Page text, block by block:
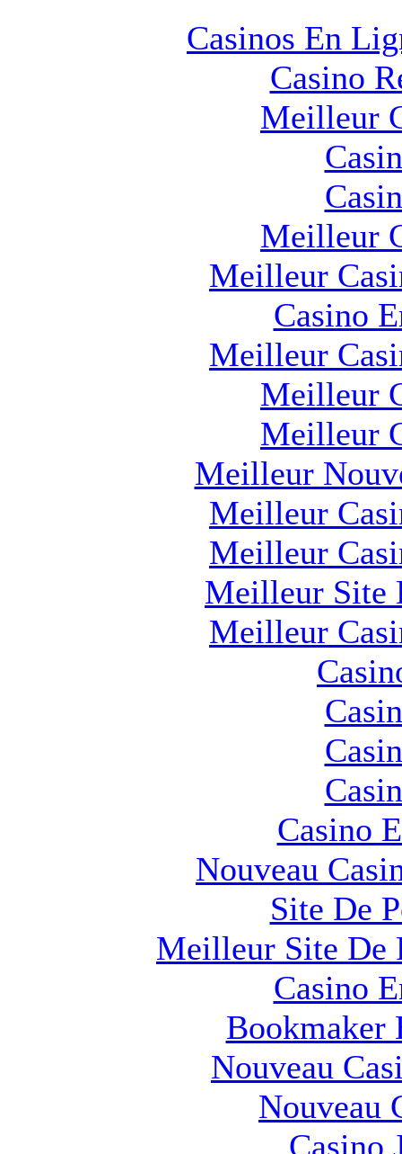
Casinos En
Casino
Meilleur
Meilleur
Meilleur
Casino
Meilleur
Meilleur
Meilleur
Meilleur
Meilleur
Meilleur
Meilleur Site
Meilleur
Casino
Nouveau
Site De
Meilleur Site De
Casino
Bookmaker
Nouveau
Nouveau
Casino